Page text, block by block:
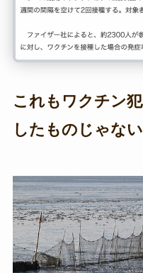
これもワクチン
したものじゃな